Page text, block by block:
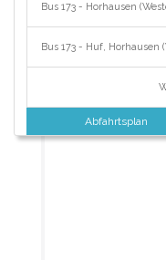
Bus 173 - Horhausen
Bus 173 - Huf, Horhausen
Abfahrtsplan